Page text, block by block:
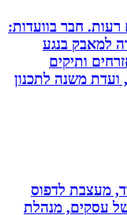
חבר בוועדות:
בנגע
ותיקים
משנה לתכנון
לדפוס
מנהלת